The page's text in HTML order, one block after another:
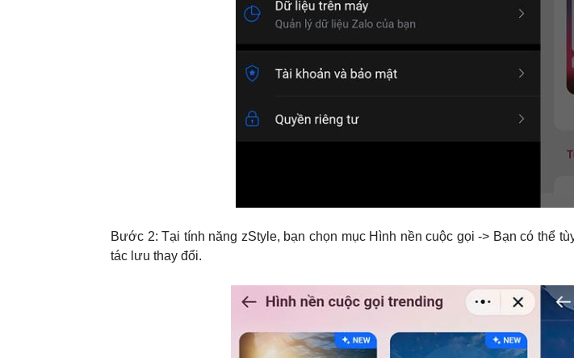
Bước 2: Tại tính năng zStyle, bạn chọn mục Hình nền cuộc gọi -> Bạn có thể
tác lưu thay đổi.